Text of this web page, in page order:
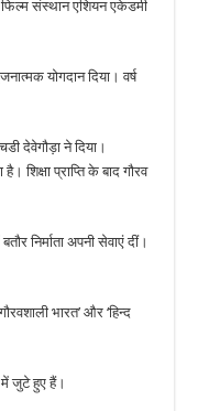
फिल्म संस्थान एशियन एकेडमी
योगदान दिया। वर्ष
देवेगौड़ा ने दिया।
प्राप्ति के बाद गौरव
निर्माता अपनी सेवाएं दीं।
भारत’ और ‘हिन्द
जुटे हुए हैं।